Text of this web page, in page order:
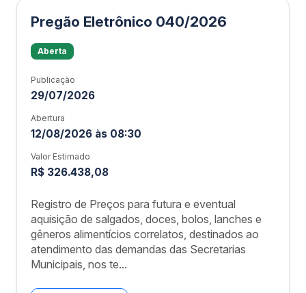
Pregão Eletrônico 040/2026
Aberta
Publicação
29/07/2026
Abertura
12/08/2026 às 08:30
Valor Estimado
R$ 326.438,08
Registro de Preços para futura e eventual
aquisição de salgados, doces, bolos, lanches e
gêneros alimentícios correlatos, destinados ao
atendimento das demandas das Secretarias
Municipais, nos te...